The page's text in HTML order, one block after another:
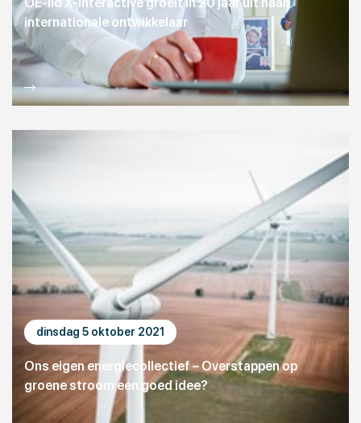
internationale ontwikkelaar
dinsdag 5 oktober 2021
Ons eigen energiecollectief – Overstappen op
groene stroom een goed idee?